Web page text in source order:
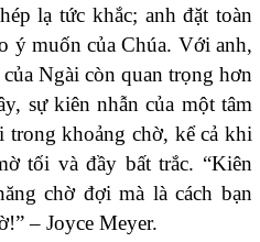
lạ tức khắc; anh đặt toàn
ý muốn của Chúa. Với anh,
Ngài còn quan trọng hơn
sự kiên nhẫn của một tâm
khoảng chờ, kể cả khi
tối và đầy bất trắc. “Kiên
chờ đợi mà là cách bạn
– Joyce Meyer.